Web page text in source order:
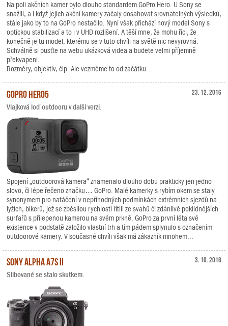
Na poli akčních kamer bylo dlouho standardem GoPro Hero. U Sony se
snažili, a i když jejich akční kamery začaly dosahovat srovnatelných výsledků,
stále jako by to na GoPro nestačilo. Nyní však přichází nový model Sony s
optickou stabilizací a to i v UHD rozlišení. A těší mne, že mohu říci, že
konečně je tu model, kterému se v tuto chvíli na světě nic nevyrovná.
Schválně si pusťte na webu ukázková videa a budete velmi příjemně
překvapeni.
Rozměry, objektiv, čip. Ale vezměme to od začátku....
23. 12. 2016
GoPro HERO5
Vlajková loď outdooru v další verzi.
Spojení „outdoorová kamera“ znamenalo dlouho dobu prakticky jen jedno
slovo, či lépe řečeno značku… GoPro. Malé kamerky s rybím okem se staly
synonymem pro natáčení v nepříhodných podmínkách extrémních sjezdů na
lyžích, bikerů, jež se zběsilou rychlostí řítili ze svahů či zdánlivě poklidnějších
surfařů s přilepenou kamerou na svém prkně. GoPro za první léta své
existence v podstatě založilo vlastní trh a tím pádem splynulo s označením
outdoorové kamery. V současné chvíli však má zákazník mnohem...
3. 10. 2016
Sony Alpha A7S II
Slibované se stalo skutkem.